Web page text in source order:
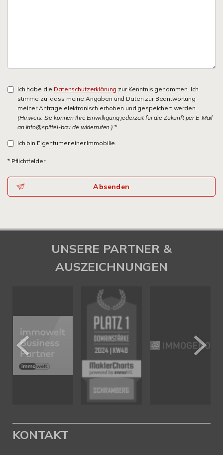
Ich habe die Datenschutzerklärung zur Kenntnis genommen. Ich
stimme zu, dass meine Angaben und Daten zur Beantwortung
meiner Anfrage elektronisch erhoben und gespeichert werden.
(Hinweis: Sie können Ihre Einwilligung jederzeit für die Zukunft per E-Mail
an info@spittel-bau.de widerrufen.) *
Ich bin Eigentümer einer Immobilie.
* Pflichtfelder
Absenden
UNSERE PARTNER &
AUSZEICHNUNGEN
KONTAKT